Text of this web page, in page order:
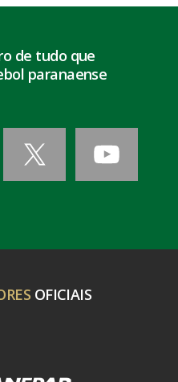
de tudo que
paranaense
OFICIAIS